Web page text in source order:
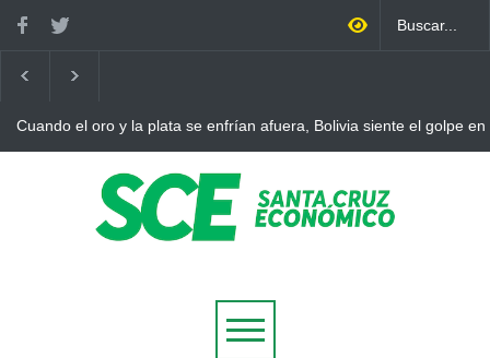
Cuando el oro y la plata se enfrían afuera, Bolivia siente el golpe en